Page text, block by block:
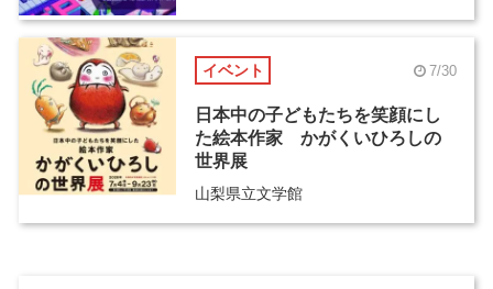
イベント 7/30
日本中の子どもたちを笑顔にし
た絵本作家 かがくいひろしの
世界展
山梨県立文学館